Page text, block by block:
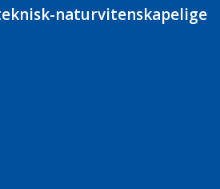
naturvitenskapelige